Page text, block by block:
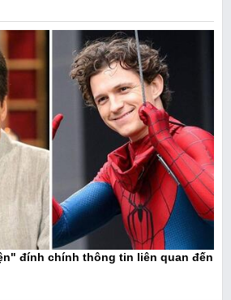
đính chính thông tin liên quan đến